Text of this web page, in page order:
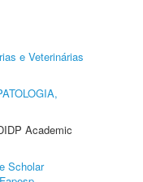
e Veterinárias
Academic
Scholar